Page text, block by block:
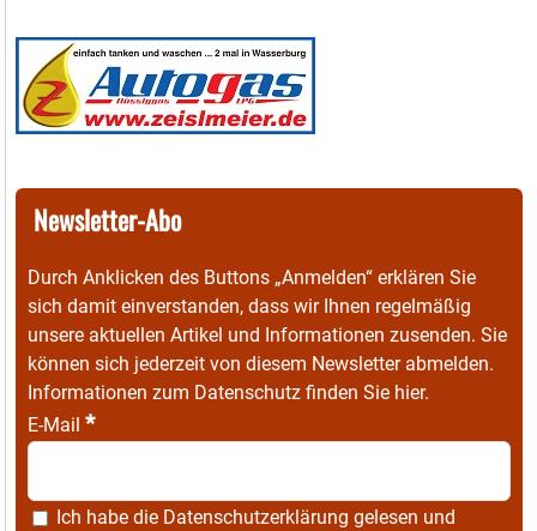
Newsletter-Abo
Durch Anklicken des Buttons „Anmelden“ erklären Sie
sich damit einverstanden, dass wir Ihnen regelmäßig
unsere aktuellen Artikel und Informationen zusenden. Sie
können sich jederzeit von diesem Newsletter abmelden.
Informationen zum Datenschutz finden Sie hier.
E-Mail *
Ich habe die Datenschutzerklärung gelesen und